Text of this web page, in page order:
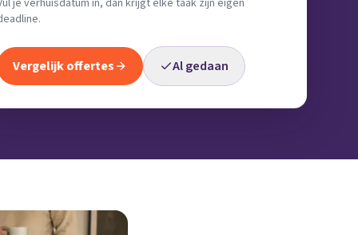
je verhuisdatum in, dan krijgt elke taak zijn eigen
Vergelijk offertes Al gedaan